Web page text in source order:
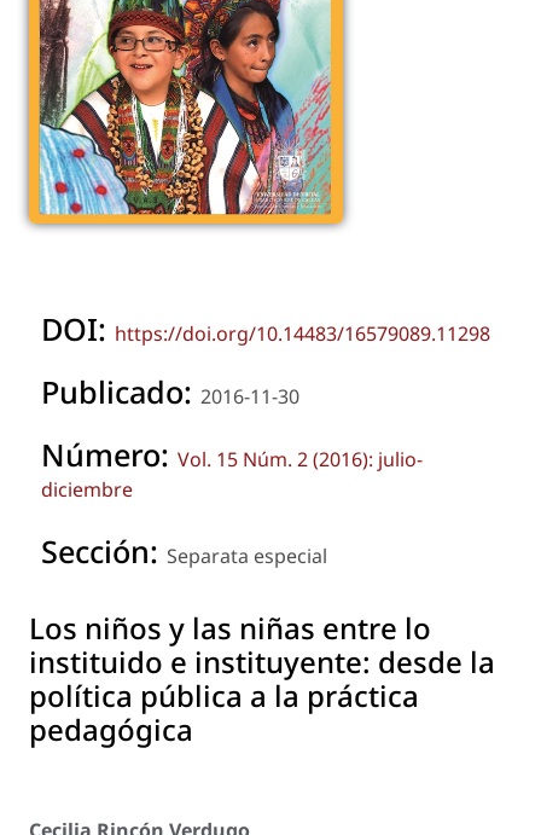
DOI: https://doi.org/10.14483/16579089.11298
Publicado: 2016-11-30
Número: Vol. 15 Núm. 2 (2016): julio-
diciembre
Sección: Separata especial
Los niños y las niñas entre lo
instituido e instituyente: desde la
política pública a la práctica
pedagógica